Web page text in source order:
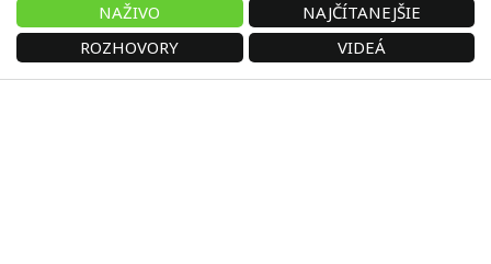
NAŽIVO
NAJČÍTANEJŠIE
ROZHOVORY
VIDEÁ